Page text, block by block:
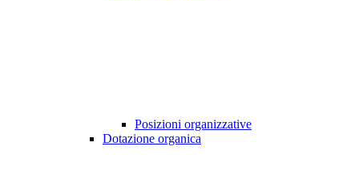
Posizioni organizzative
Dotazione organica